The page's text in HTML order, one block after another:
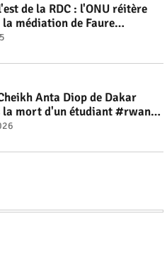
de la RDC : l'ONU réitère
médiation de Faure
#RwOT
Anta Diop de Dakar
la mort d'un étudiant #rwanda